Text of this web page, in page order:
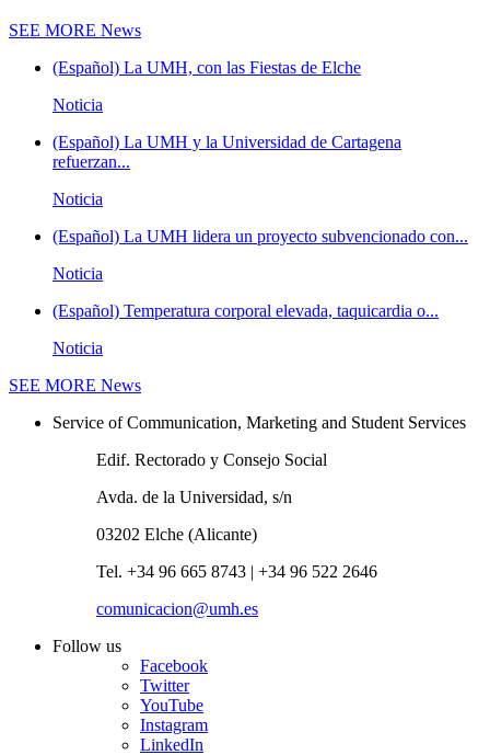
SEE MORE News
(Español) La UMH, con las Fiestas de Elche
Noticia
(Español) La UMH y la Universidad de Cartagena
refuerzan...
Noticia
(Español) La UMH lidera un proyecto subvencionado con...
Noticia
(Español) Temperatura corporal elevada, taquicardia o...
Noticia
SEE MORE News
Service of Communication, Marketing and Student Services
Edif. Rectorado y Consejo Social
Avda. de la Universidad, s/n
03202 Elche (Alicante)
Tel. +34 96 665 8743 | +34 96 522 2646
comunicacion@umh.es
Follow us
Facebook
Twitter
YouTube
Instagram
LinkedIn